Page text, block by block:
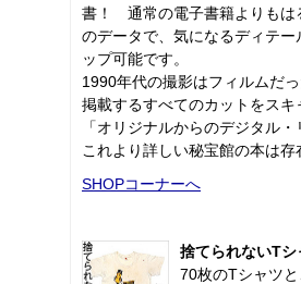
書！ 通常の電子書籍よりもは
のデータで、気になるディテー
ップ可能です。
1990年代の撮影はフィルムだ
掲載するすべてのカットをスキ
「オリジナルからのデジタル・
これより詳しい秘宝館の本は存
SHOPコーナーへ
捨てられないTシ
70枚のTシャツ